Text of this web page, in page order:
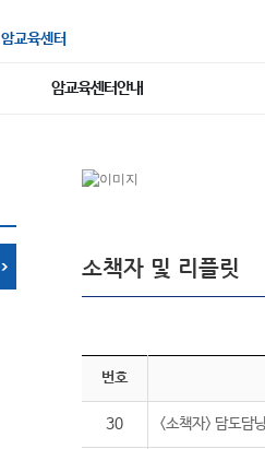
암교육센터
암교육센터안내
소책자 및 리플릿
번호
30 <소책자> 담도담